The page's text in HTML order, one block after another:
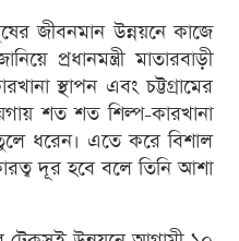
জীবনমান উন্নয়নে কাজে
প্রধানমন্ত্রী মাতারবাড়ী
স্থাপন এবং চট্টগ্রামের
শত শত শিল্প-কারখানা
ধরেন। এতে করে বিশাল
দূর হবে বলে তিনি আশা